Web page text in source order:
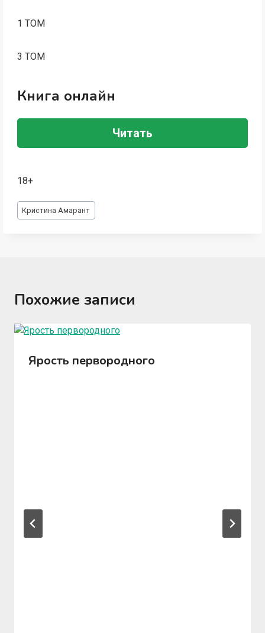
1 ТОМ
3 ТОМ
Книга онлайн
Читать
18+
Метки
записи:
Кристина Амарант
Похожие записи
Ярость первородного